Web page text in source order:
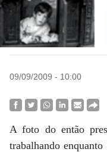
09/09/2009 - 10:00
A foto do então
trabalhando